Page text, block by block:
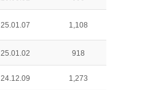
25.01.07 1,108
25.01.02 918
24.12.09 1,273